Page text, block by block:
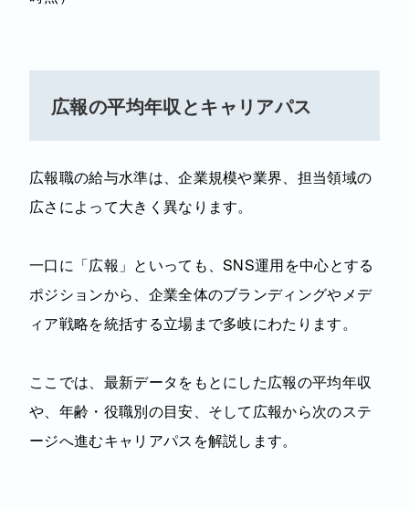
広報の平均年収とキャリアパス
広報職の給与水準は、企業規模や業界、担当領域の
広さによって大きく異なります。
一口に「広報」といっても、SNS運用を中心とする
ポジションから、企業全体のブランディングやメデ
ィア戦略を統括する立場まで多岐にわたります。
ここでは、最新データをもとにした広報の平均年収
や、年齢・役職別の目安、そして広報から次のステ
ージへ進むキャリアパスを解説します。